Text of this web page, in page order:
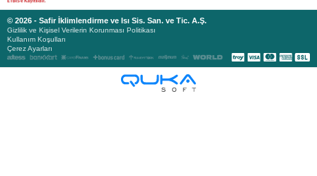
© 2026 - Safir İklimlendirme ve Isı Sis. San. ve Tic. A.Ş.
Gizlilik ve Kişisel Verilerin Korunması Politikası
Kullanım Koşulları
Çerez Ayarları